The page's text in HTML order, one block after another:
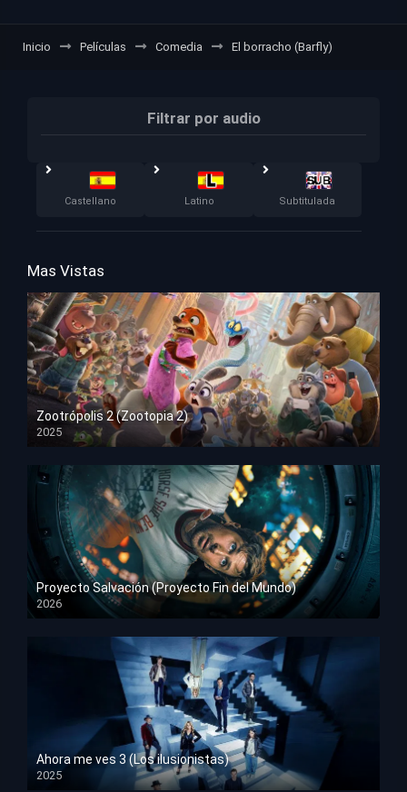
Inicio Películas Comedia El borracho (Barfly)
Filtrar por audio
Castellano Latino Subtitulada
Mas Vistas
Zootrópolis 2 (Zootopia 2)
2025
HD 1080p
Proyecto Salvación (Proyecto Fin del Mundo)
2026
HD 1080p
Ahora me ves 3 (Los ilusionistas)
2025
HD 1080p